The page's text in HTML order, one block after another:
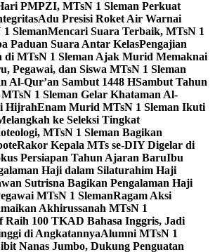
PMPZI, MTsN 1 Sleman Perkuat
Adu Presisi Roket Air Warnai
1 SlemanMencari Suara Terbaik, MTsN 1
Paduan Suara Antar KelasPengajian
MTsN 1 Sleman Ajak Murid Memaknai
Pegawai, dan Siswa MTsN 1 Sleman
Al-Qur’an Sambut 1448 HSambut Tahun
1 Sleman Gelar Khataman Al-
HijrahEnam Murid MTsN 1 Sleman Ikuti
ke Seleksi Tingkat
MTsN 1 Sleman Bagikan
Rakor Kepala MTs se-DIY Digelar di
Persiapan Tahun Ajaran BaruIbu
Haji dalam Silaturahim Haji
Sutrisna Bagikan Pengalaman Haji
MTsN 1 SlemanRagam Aksi
Akhirussanah MTsN 1
Raih 100 TKAD Bahasa Inggris, Jadi
di AngkatannyaAlumni MTsN 1
Nanas Jumbo, Dukung Penguatan